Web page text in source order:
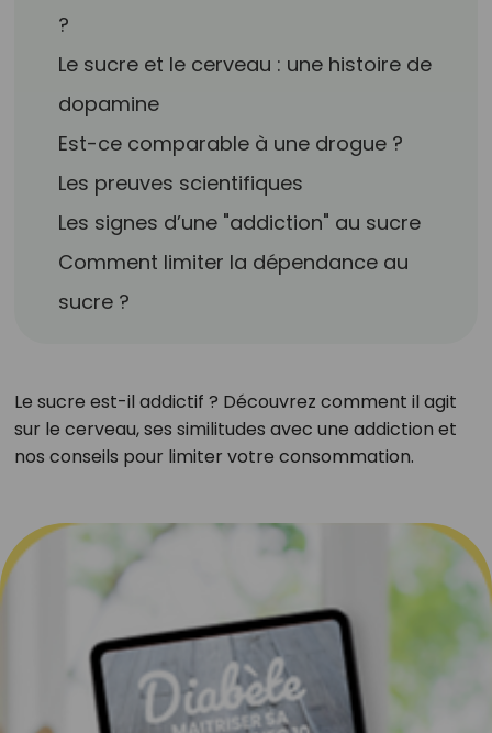
?
Le sucre et le cerveau : une histoire de
dopamine
Est-ce comparable à une drogue ?
Les preuves scientifiques
Les signes d’une "addiction" au sucre
Comment limiter la dépendance au
sucre ?
Le sucre est-il addictif ? Découvrez comment il agit
sur le cerveau, ses similitudes avec une addiction et
nos conseils pour limiter votre consommation.